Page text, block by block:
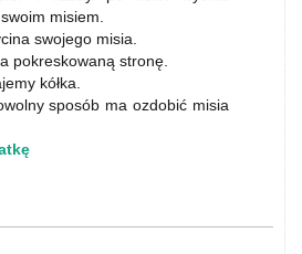
misiem.
swojego misia.
pokreskowaną stronę.
kółka.
sposób ma ozdobić misia